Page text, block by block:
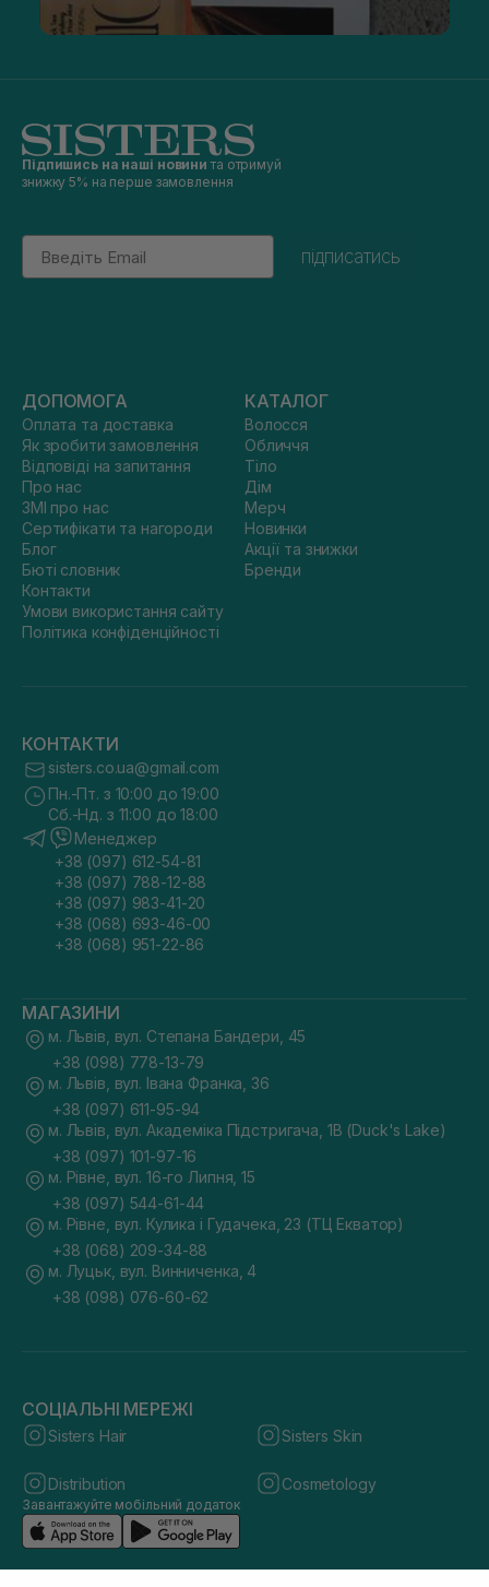
Підпишись на наші новини та отримуй
знижку 5% на перше замовлення
Email
підписатись
ДОПОМОГА
Оплата та доставка
Як зробити замовлення
Відповіді на запитання
Про нас
ЗМІ про нас
Сертифікати та нагороди
Блог
Бюті словник
Контакти
Умови використання сайту
Політика конфіденційності
КАТАЛОГ
Волосся
Обличчя
Тіло
Дім
Мерч
Новинки
Акції та знижки
Бренди
КОНТАКТИ
sisters.co.ua@gmail.com
Пн.-Пт. з 10:00 до 19:00
Сб.-Нд. з 11:00 до 18:00
Менеджер
+38 (097) 612-54-81
+38 (097) 788-12-88
+38 (097) 983-41-20
+38 (068) 693-46-00
+38 (068) 951-22-86
МАГАЗИНИ
м. Львів, вул. Степана Бандери, 45
+38 (098) 778-13-79
м. Львів, вул. Івана Франка, 36
+38 (097) 611-95-94
м. Львів, вул. Академіка Підстригача, 1В (Duck's Lake)
+38 (097) 101-97-16
м. Рівне, вул. 16-го Липня, 15
+38 (097) 544-61-44
м. Рівне, вул. Кулика і Гудачека, 23 (ТЦ Екватор)
+38 (068) 209-34-88
м. Луцьк, вул. Винниченка, 4
+38 (098) 076-60-62
СОЦІАЛЬНІ МЕРЕЖІ
Sisters Hair Sisters Skin
Distribution Cosmetology
Завантажуйте мобільний додаток